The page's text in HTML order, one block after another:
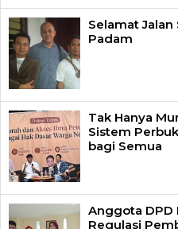
Selamat Jalan
Padam
Tak Hanya
Sistem
bagi Semua
Anggota DPD
Regulasi